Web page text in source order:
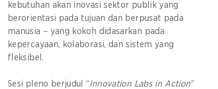
kebutuhan akan inovasi sektor publik yang
berorientasi pada tujuan dan berpusat pada
manusia – yang kokoh didasarkan pada
kepercayaan, kolaborasi, dan sistem yang
fleksibel.
Sesi pleno berjudul “Innovation Labs in Action”